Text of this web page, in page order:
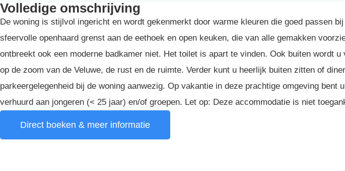
Volledige omschrijving
De woning is stijlvol ingericht en wordt gekenmerkt door warme kleuren die goed passen
sfeervolle openhaard grenst aan de eethoek en open keuken, die van alle gemakken
ontbreekt ook een moderne badkamer niet. Het toilet is apart te vinden. Ook buiten wordt
op de zoom van de Veluwe, de rust en de ruimte. Verder kunt u heerlijk buiten zitten of
parkeergelegenheid bij de woning aanwezig. Op vakantie in deze prachtige omgeving
verhuurd aan jongeren (< 25 jaar) en/of groepen. Let op: Deze accommodatie is niet
Direct boeken & meer informatie